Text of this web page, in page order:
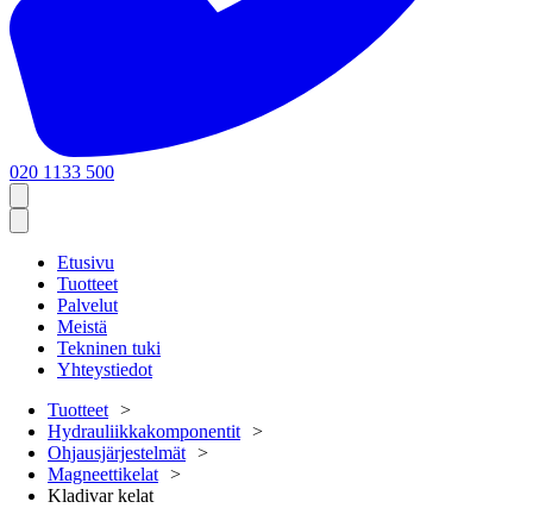
020 1133 500
Etusivu
Tuotteet
Palvelut
Meistä
Tekninen tuki
Yhteystiedot
Tuotteet
Hydrauliikkakomponentit
Ohjausjärjestelmät
Magneettikelat
Kladivar kelat